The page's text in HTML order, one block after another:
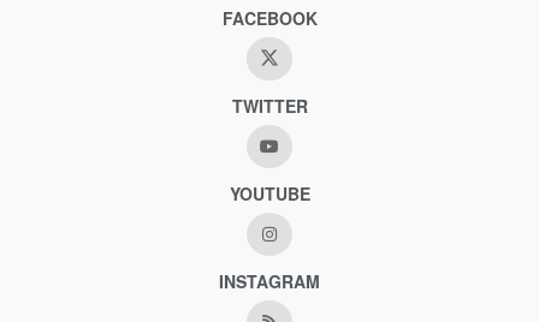
FACEBOOK
TWITTER
YOUTUBE
INSTAGRAM